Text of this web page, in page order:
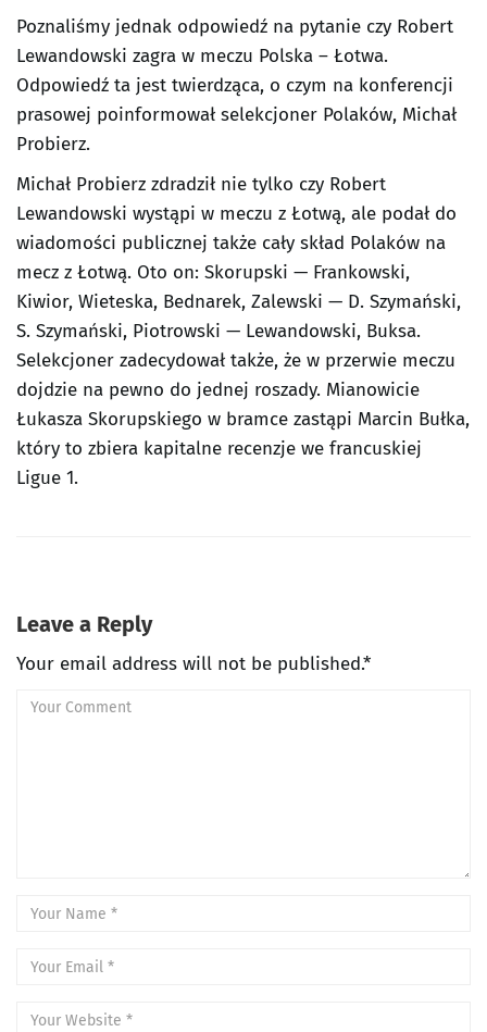
Poznaliśmy jednak odpowiedź na pytanie czy Robert
Lewandowski zagra w meczu Polska – Łotwa.
Odpowiedź ta jest twierdząca, o czym na konferencji
prasowej poinformował selekcjoner Polaków, Michał
Probierz.
Michał Probierz zdradził nie tylko czy Robert
Lewandowski wystąpi w meczu z Łotwą, ale podał do
wiadomości publicznej także cały skład Polaków na
mecz z Łotwą. Oto on: Skorupski — Frankowski,
Kiwior, Wieteska, Bednarek, Zalewski — D. Szymański,
S. Szymański, Piotrowski — Lewandowski, Buksa.
Selekcjoner zadecydował także, że w przerwie meczu
dojdzie na pewno do jednej roszady. Mianowicie
Łukasza Skorupskiego w bramce zastąpi Marcin Bułka,
który to zbiera kapitalne recenzje we francuskiej
Ligue 1.
Leave a Reply
Your email address will not be published.*